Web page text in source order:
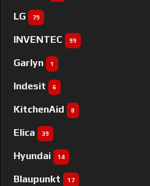
LG 79
INVENTEC 99
Garlyn 1
Indesit 6
KitchenAid 8
Elica 39
Hyundai 14
Blaupunkt 17